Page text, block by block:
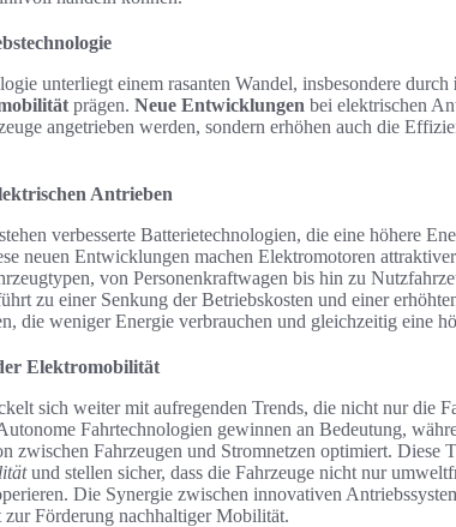
unterliegt einem rasanten Wandel, insbesondere durch
prägen. Neue Entwicklungen bei elektrischen
angetrieben werden, sondern erhöhen auch die
Antrieben
verbesserte Batterietechnologien, die eine höhere
neuen Entwicklungen machen Elektromotoren
von Personenkraftwagen bis hin zu
zu einer Senkung der Betriebskosten und einer
die weniger Energie verbrauchen und gleichzeitig eine
Elektromobilität
sich weiter mit aufregenden Trends, die nicht nur die
Fahrtechnologien gewinnen an Bedeutung,
zwischen Fahrzeugen und Stromnetzen optimiert. Diese
und stellen sicher, dass die Fahrzeuge nicht nur
Die Synergie zwischen innovativen
zur Förderung nachhaltiger Mobilität.